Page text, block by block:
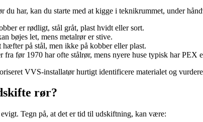
har, kan du starte med at kigge i teknikrummet, under
er rødligt, stål gråt, plast hvidt eller sort.
bøjes let, mens metalrør er stive.
hæfter på stål, men ikke på kobber eller plast.
fra før 1970 har ofte stålrør, mens nyere huse typisk har PEX
VVS-installatør hurtigt identificere materialet og
rør?
Tegn på, at det er tid til udskiftning, kan være: